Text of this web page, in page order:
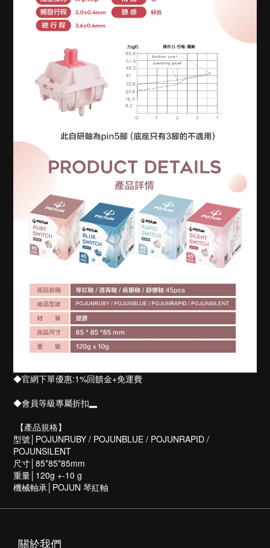
◆官網下單優惠:1%回饋金+免運費
◆會員等級專屬折扣▂
【產品規格】
型號│POJUNRUBY / POJUNBLUE / POJUNRAPID /
POJUNSILENT
尺寸│85*85*85mm
重量│120g +-10 g
機械軸承│POJUN 琴紅軸
關於我們